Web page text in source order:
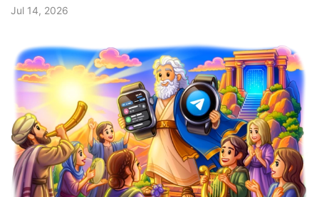
Jul 14, 2026